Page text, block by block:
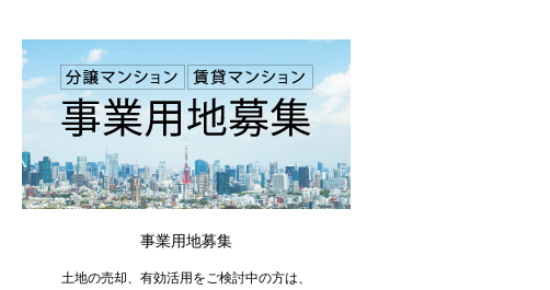
事業用地募集
土地の売却、有効活用をご検討中の方は、